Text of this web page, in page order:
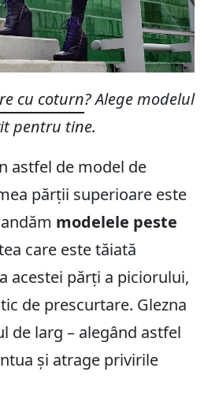
cu coturn? Alege modelul
pentru tine.
astfel de model de
părții superioare este
modelele peste
care este tăiată
acestei părți a piciorului,
de prescurtare. Glezna
de larg – alegând astfel
și atrage privirile